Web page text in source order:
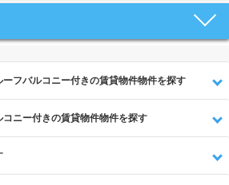
フバルコニー付きの賃貸物件物件を探す
ニー付きの賃貸物件物件を探す